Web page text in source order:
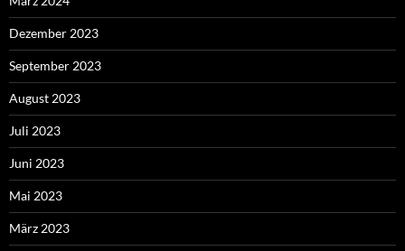
Dezember 2023
September 2023
August 2023
Juli 2023
Juni 2023
Mai 2023
März 2023